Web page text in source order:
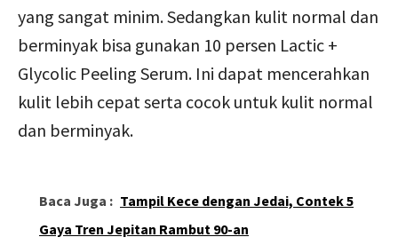
yang sangat minim. Sedangkan kulit normal dan
berminyak bisa gunakan 10 persen Lactic +
Glycolic Peeling Serum. Ini dapat mencerahkan
kulit lebih cepat serta cocok untuk kulit normal
dan berminyak.
Baca Juga : Tampil Kece dengan Jedai, Contek 5
Gaya Tren Jepitan Rambut 90-an